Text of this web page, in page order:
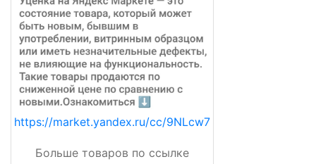
https://market.yandex.ru/cc/9NLcw7
Больше товаров по ссылке